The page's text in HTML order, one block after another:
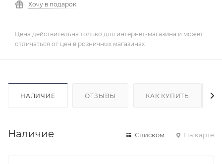
Хочу в подарок
Цена действительна только для интернет-магазина и может
отличаться от цен в розничных магазинах
НАЛИЧИЕ ОТЗЫВЫ КАК КУПИТЬ
Наличие Списком На карте